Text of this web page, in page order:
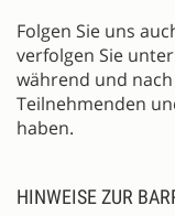
Folgen Sie uns
verfolgen Sie
während und
Teilnehmenden
haben.
HINWEISE ZUR